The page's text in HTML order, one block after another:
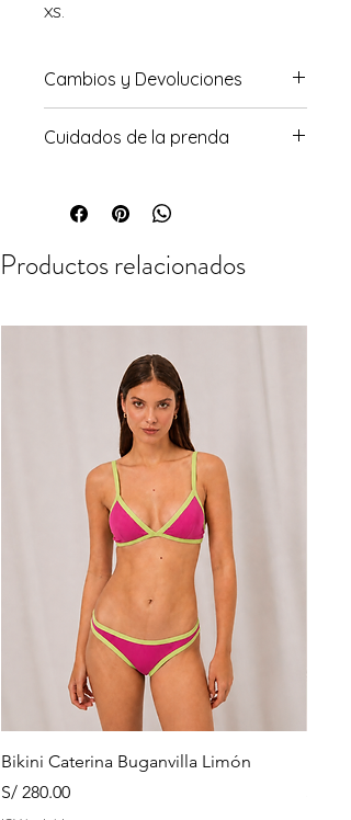
XS.
Cambios y Devoluciones
política de cambios haz click
Cuidados de la prenda
en la lavadora en modo delicado.
Secar a la sombra. No meter en la
Productos relacionados
Bikini Caterina Buganvilla Limón
Precio
S/ 280.00